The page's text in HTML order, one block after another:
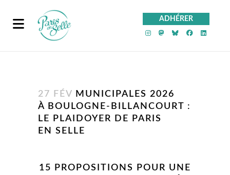
ADHÉRER
PeS sur
PeS sur
PeS sur
PeS
27 FÉV MUNICIPALES 2026
À BOULOGNE-BILLANCOURT :
LE PLAIDOYER DE PARIS
EN SELLE
15 PROPOSITIONS POUR UNE